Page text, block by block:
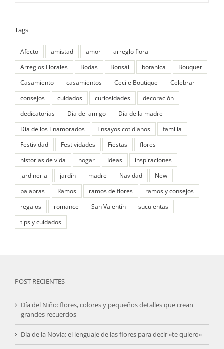
Tags
Afecto amistad amor
arreglo floral
Arreglos Florales
Bodas Bonsái botanica
Bouquet
Casamiento
casamientos Cecile Boutique
Celebrar
consejos
cuidados curiosidades
decoración
dedicatorias
Dia del amigo
Día de la madre
Día de los Enamorados
Ensayos cotidianos
familia
Festividad
Festividades Fiestas
flores
historias de vida
hogar Ideas
inspiraciones
jardineria
jardín madre Navidad
New
palabras
Ramos ramos de flores
ramos y consejos
regalos
romance San Valentín
suculentas
tips y cuidados
POST RECIENTES
Día del Niño: flores, colores y pequeños detalles que crean
grandes recuerdos
Día de la Novia: el lenguaje de las flores para decir «te quiero»